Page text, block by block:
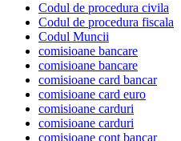
Codul de procedura civila
Codul de procedura fiscala
Codul Muncii
comisioane bancare
comisioane bancare
comisioane card bancar
comisioane card euro
comisioane carduri
comisioane carduri
comisioane cont bancar